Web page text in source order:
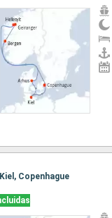
Copenhague